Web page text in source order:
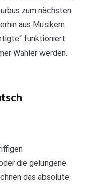
zum nächsten
aus Musikern.
funktioniert
Wähler werden.
die gelungene
das absolute